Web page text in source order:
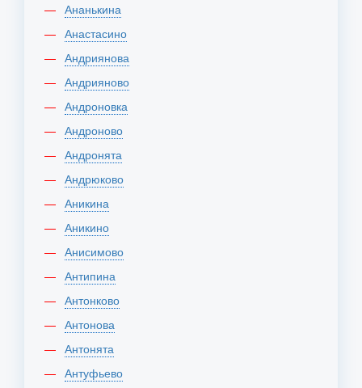
Ананькина
Анастасино
Андриянова
Андрияново
Андроновка
Андроново
Андронята
Андрюково
Аникина
Аникино
Анисимово
Антипина
Антонково
Антонова
Антонята
Антуфьево